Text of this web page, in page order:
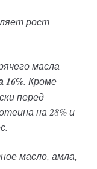
рост
масла
. Кроме
перед
на 28% и
масло, амла,